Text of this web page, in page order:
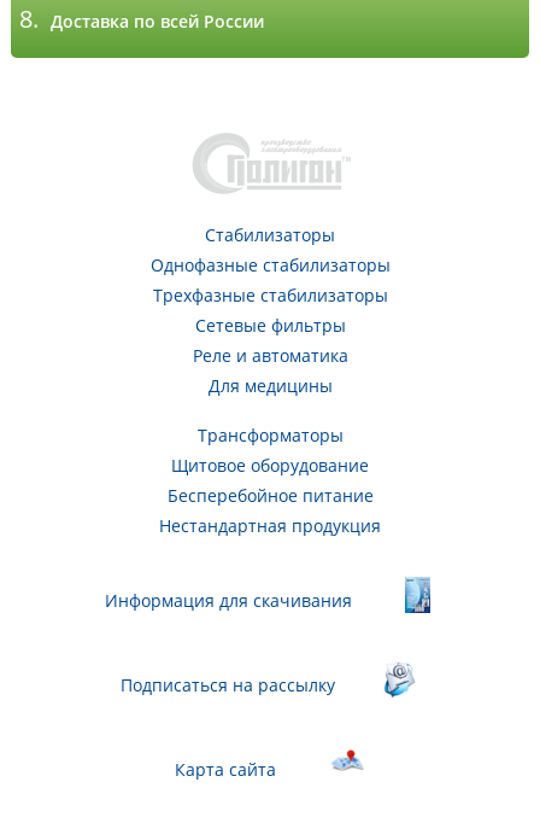
8. Доставка по всей России
Стабилизаторы
Однофазные стабилизаторы
Трехфазные стабилизаторы
Сетевые фильтры
Реле и автоматика
Для медицины
Трансформаторы
Щитовое оборудование
Бесперебойное питание
Нестандартная продукция
Информация для скачивания
Подписаться на рассылку
Карта сайта